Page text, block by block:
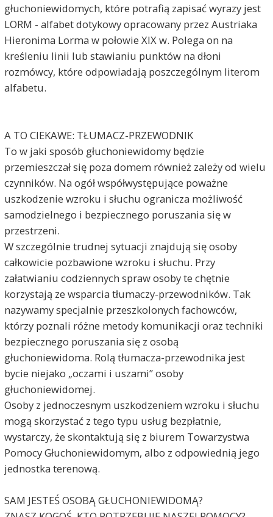
głuchoniewidomych, które potrafią zapisać wyrazy jest
LORM - alfabet dotykowy opracowany przez Austriaka
Hieronima Lorma w połowie XIX w. Polega on na
kreśleniu linii lub stawianiu punktów na dłoni
rozmówcy, które odpowiadają poszczególnym literom
alfabetu.
A TO CIEKAWE: TŁUMACZ-PRZEWODNIK
To w jaki sposób głuchoniewidomy będzie
przemieszczał się poza domem również zależy od wielu
czynników. Na ogół współwystępujące poważne
uszkodzenie wzroku i słuchu ogranicza możliwość
samodzielnego i bezpiecznego poruszania się w
przestrzeni.
W szczególnie trudnej sytuacji znajdują się osoby
całkowicie pozbawione wzroku i słuchu. Przy
załatwianiu codziennych spraw osoby te chętnie
korzystają ze wsparcia tłumaczy-przewodników. Tak
nazywamy specjalnie przeszkolonych fachowców,
którzy poznali różne metody komunikacji oraz techniki
bezpiecznego poruszania się z osobą
głuchoniewidoma. Rolą tłumacza-przewodnika jest
bycie niejako „oczami i uszami” osoby
głuchoniewidomej.
Osoby z jednoczesnym uszkodzeniem wzroku i słuchu
mogą skorzystać z tego typu usług bezpłatnie,
wystarczy, że skontaktują się z biurem Towarzystwa
Pomocy Głuchoniewidomym, albo z odpowiednią jego
jednostka terenową.
SAM JESTEŚ OSOBĄ GŁUCHONIEWIDOMĄ?